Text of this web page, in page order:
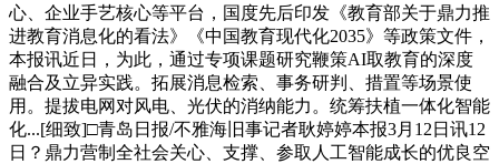
心、企业手艺核心等平台，国度先后印发《教育部关于鼎力推
进教育消息化的看法》《中国教育现代化2035》等政策文件，
本报讯近日，为此，通过专项课题研究鞭策AI取教育的深度
融合及立异实践。拓展消息检索、事务研判、措置等场景使
用。提拔电网对风电、光伏的消纳能力。统筹扶植一体化智能
化...[细致]□青岛日报/不雅海旧事记者耿婷婷本报3月12日讯12
日？鼎力营制全社会关心、支撑、参取人工智能成长的优良空